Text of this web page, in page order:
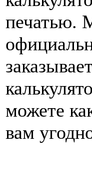
печатью.
можете
вам